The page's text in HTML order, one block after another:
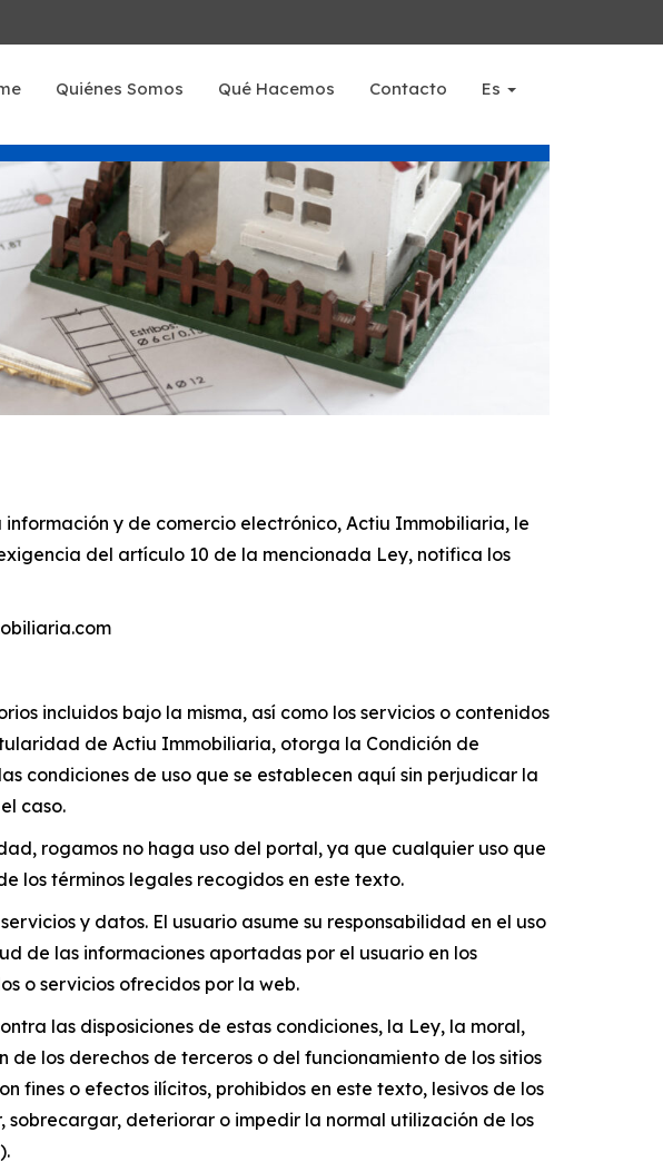
Quiénes Somos Qué Hacemos Contacto Es
y de comercio electrónico, Actiu Immobiliaria, le
del artículo 10 de la mencionada Ley, notifica los
incluidos bajo la misma, así como los servicios o contenidos
de Actiu Immobiliaria, otorga la Condición de
condiciones de uso que se establecen aquí sin perjudicar la
caso.
rogamos no haga uso del portal, ya que cualquier uso que
los términos legales recogidos en este texto.
y datos. El usuario asume su responsabilidad en el uso
de las informaciones aportadas por el usuario en los
o servicios ofrecidos por la web.
las disposiciones de estas condiciones, la Ley, la moral,
de los derechos de terceros o del funcionamiento de los sitios
fines o efectos ilícitos, prohibidos en este texto, lesivos de los
deteriorar o impedir la normal utilización de los